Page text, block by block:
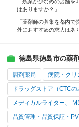
「残業が少なめの店舗
はありますか？」
「薬剤師の募集を都内
外におすすめの求人はあ
徳島県徳島市の薬
調剤薬局 病院・クリ
ドラッグストア（OTCの
メディカルライター、
品質管理・品質保証・